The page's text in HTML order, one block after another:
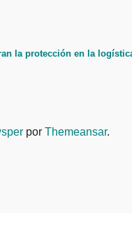
la protección en la
por Themeansar.